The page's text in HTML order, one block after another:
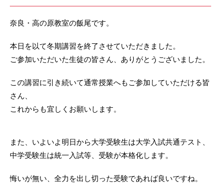
奈良・高の原教室の飯尾です。
本日を以て冬期講習を終了させていただきました。
ご参加いただいた生徒の皆さん、ありがとうございました。
この講習に引き続いて通常授業へもご参加していただける皆
さん、
これからも宜しくお願いします。
また、いよいよ明日から大学受験生は大学入試共通テスト、
中学受験生は統一入試等、受験が本格化します。
悔いが無い、全力を出し切った受験であれば良いですね。